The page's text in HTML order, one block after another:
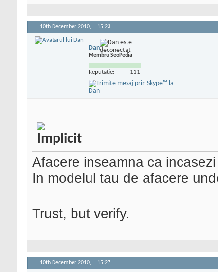
10th December 2010, 15:23
Dan
Membru SeoPedia
Reputatie: 111
Afacere inseamna ca
In modelul tau de afacere
Trust, but verify.
10th December 2010, 15:27